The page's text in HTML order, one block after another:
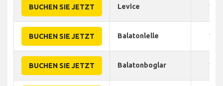
BUCHEN SIE JETZT Levice 150
BUCHEN SIE JETZT Balatonlelle 135
BUCHEN SIE JETZT Balatonboglar 110